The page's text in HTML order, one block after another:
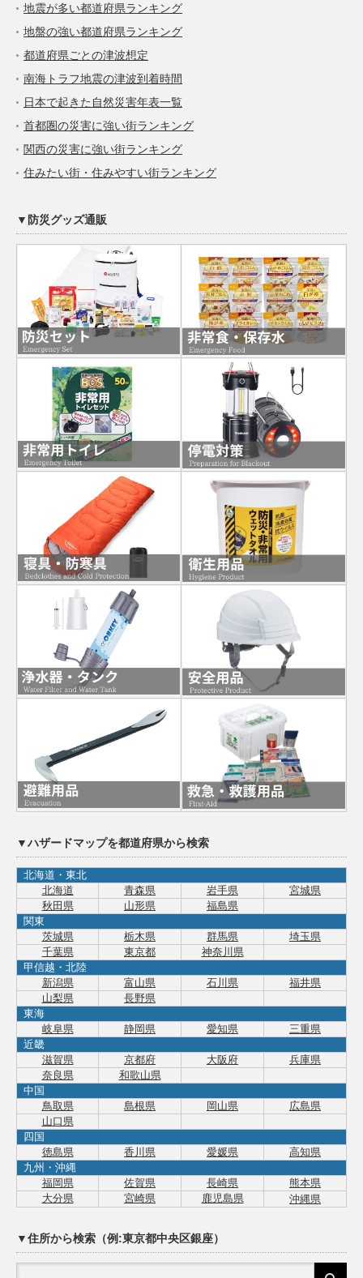
地震が多い都道府県ランキング
地盤の強い都道府県ランキング
都道府県ごとの津波想定
南海トラフ地震の津波到着時間
日本で起きた自然災害年表一覧
首都圏の災害に強い街ランキング
関西の災害に強い街ランキング
住みたい街・住みやすい街ランキング
▼防災グッズ通販
▼ハザードマップを都道府県から検索
北海道・東北
北海道
青森県 岩手県
宮城県
秋田県
山形県
福島県
関東
茨城県
栃木県 群馬県
埼玉県
千葉県
東京都
神奈川県
甲信越・北陸
新潟県
富山県 石川県
福井県
山梨県
長野県
東海
岐阜県
静岡県 愛知県
三重県
近畿
滋賀県
京都府 大阪府
兵庫県
奈良県
和歌山県
中国
鳥取県
島根県 岡山県
広島県
山口県
四国
徳島県
香川県 愛媛県
高知県
九州・沖縄
福岡県
佐賀県 長崎県
熊本県
大分県
宮崎県 鹿児島県 沖縄県
▼住所から検索（例:東京都中央区銀座）